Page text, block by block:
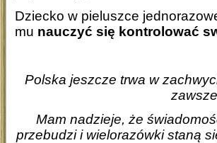
Dziecko w pieluszce
mu nauczyć się kontrolować
Polska jeszcze trwa w
Mam nadzieje, że
przebudzi i wielorazówki staną